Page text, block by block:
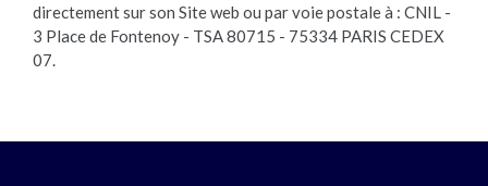
directement sur son Site web ou par voie postale à : CNIL -
3 Place de Fontenoy - TSA 80715 - 75334 PARIS CEDEX
07.